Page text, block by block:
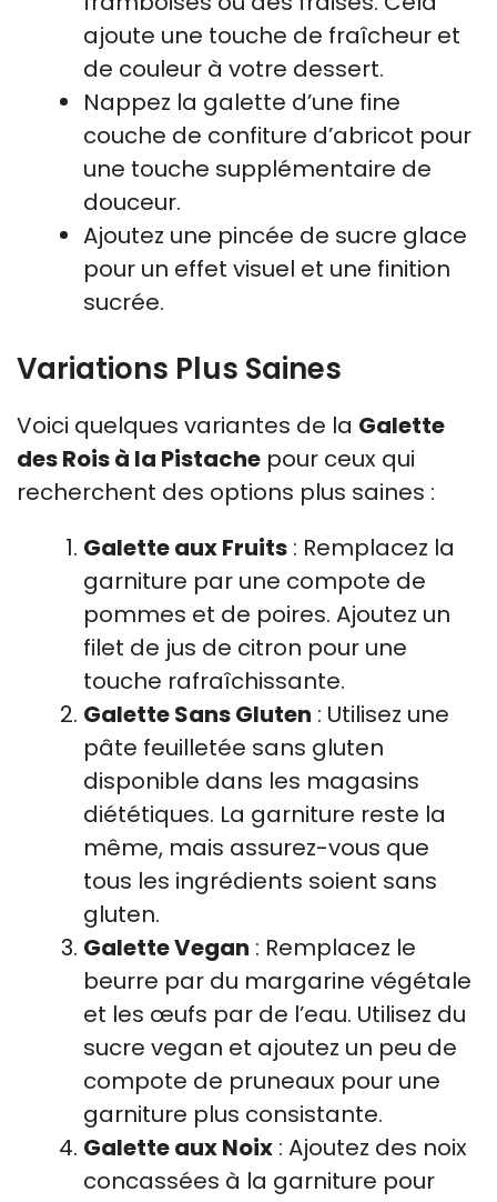
ajoute une touche de fraîcheur et
de couleur à votre dessert.
Nappez la galette d’une fine
couche de confiture d’abricot pour
une touche supplémentaire de
douceur.
Ajoutez une pincée de sucre glace
pour un effet visuel et une finition
sucrée.
Variations Plus Saines
Voici quelques variantes de la Galette
des Rois à la Pistache pour ceux qui
recherchent des options plus saines :
Galette aux Fruits : Remplacez la
garniture par une compote de
pommes et de poires. Ajoutez un
filet de jus de citron pour une
touche rafraîchissante.
Galette Sans Gluten : Utilisez une
pâte feuilletée sans gluten
disponible dans les magasins
diététiques. La garniture reste la
même, mais assurez-vous que
tous les ingrédients soient sans
gluten.
Galette Vegan : Remplacez le
beurre par du margarine végétale
et les œufs par de l’eau. Utilisez du
sucre vegan et ajoutez un peu de
compote de pruneaux pour une
garniture plus consistante.
Galette aux Noix : Ajoutez des noix
concassées à la garniture pour